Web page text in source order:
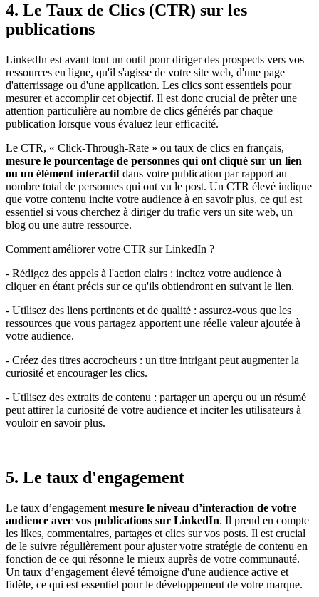
4. Le Taux de Clics (CTR) sur les
publications
LinkedIn est avant tout un outil pour diriger des prospects vers vos
ressources en ligne, qu'il s'agisse de votre site web, d'une page
d'atterrissage ou d'une application. Les clics sont essentiels pour
mesurer et accomplir cet objectif. Il est donc crucial de prêter une
attention particulière au nombre de clics générés par chaque
publication lorsque vous évaluez leur efficacité.
Le CTR, « Click-Through-Rate » ou taux de clics en français,
mesure le pourcentage de personnes qui ont cliqué sur un lien
ou un élément interactifdans votre publication par rapport au
nombre total de personnes qui ont vu le post. Un CTR élevé indique
que votre contenu incite votre audience à en savoir plus, ce qui est
essentiel si vous cherchez à diriger du trafic vers un site web, un
blog ou une autre ressource.
Comment améliorer votre CTR sur LinkedIn ?
- Rédigez des appels à l'action clairs : incitez votre audience à
cliquer en étant précis sur ce qu'ils obtiendront en suivant le lien.
- Utilisez des liens pertinents et de qualité : assurez-vous que les
ressources que vous partagez apportent une réelle valeur ajoutée à
votre audience.
- Créez des titres accrocheurs : un titre intrigant peut augmenter la
curiosité et encourager les clics.
- Utilisez des extraits de contenu : partager un aperçu ou un résumé
peut attirer la curiosité de votre audience et inciter les utilisateurs à
vouloir en savoir plus.
5. Le taux d'engagement
Le taux d’engagement mesure le niveau d’interaction de votre
audience avec vos publications sur LinkedIn. Il prend en compte
les likes, commentaires, partages et clics sur vos posts. Il est crucial
de le suivre régulièrement pour ajuster votre stratégie de contenu en
fonction de ce qui résonne le mieux auprès de votre communauté.
Un taux d’engagement élevé témoigne d'une audience active et
fidèle, ce qui est essentiel pour le développement de votre marque.